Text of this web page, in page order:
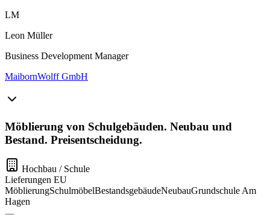
LM
Leon Müller
Business Development Manager
MaibornWolff GmbH
Möblierung von Schulgebäuden. Neubau und
Bestand. Preisentscheidung.
Hochbau / Schule
Lieferungen EU
MöblierungSchulmöbelBestandsgebäudeNeubauGrundschule Am
Hagen